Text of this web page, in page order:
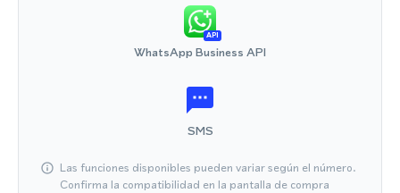
API
WhatsApp Business API
SMS
Las funciones disponibles pueden variar según el número.
Confirma la compatibilidad en la pantalla de compra